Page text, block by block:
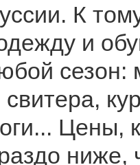
К
и
сезон:
Цены,
ниже,